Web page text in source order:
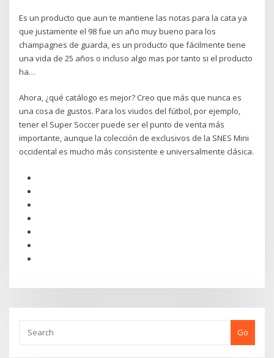
Es un producto que aun te mantiene las notas para la cata ya
que justamente el 98 fue un año muy bueno para los
champagnes de guarda, es un producto que fácilmente tiene
una vida de 25 años o incluso algo mas por tanto si el producto
ha…
Ahora, ¿qué catálogo es mejor? Creo que más que nunca es
una cosa de gustos. Para los viudos del fútbol, por ejemplo,
tener el Super Soccer puede ser el punto de venta más
importante, aunque la colección de exclusivos de la SNES Mini
occidental es mucho más consistente e universalmente clásica.
Go